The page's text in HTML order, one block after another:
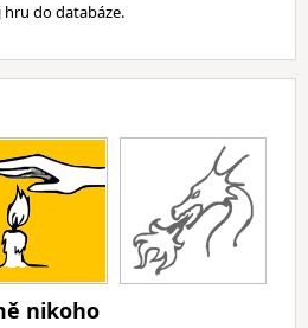
hru do databáze.
nikoho